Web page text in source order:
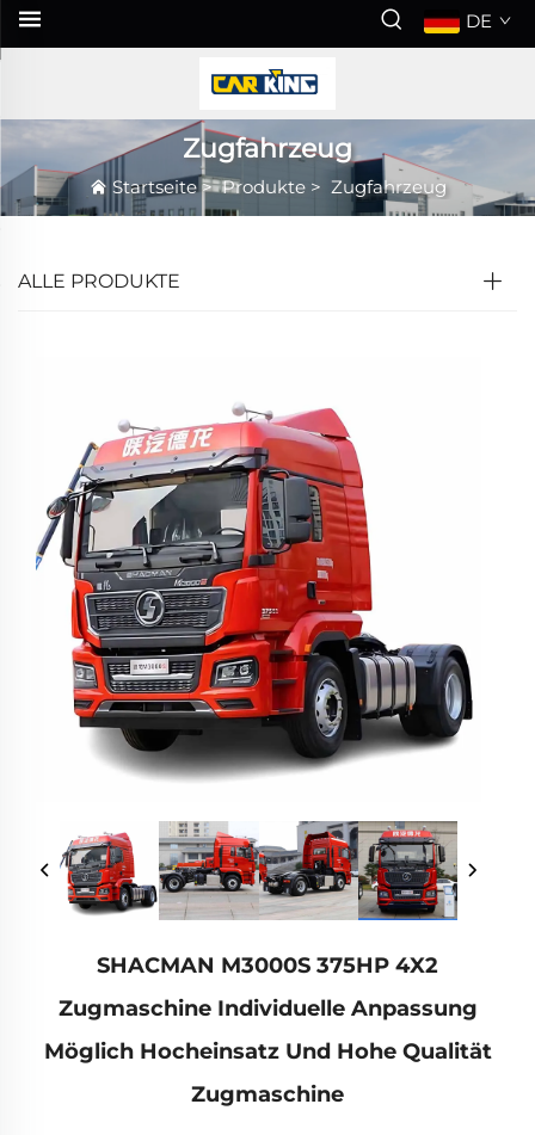
DE
Zugfahrzeug
Startseite>Produkte> Zugfahrzeug
ALLE PRODUKTE
SHACMAN M3000S 375HP 4X2
Zugmaschine Individuelle Anpassung
Möglich Hocheinsatz Und Hohe Qualität
Zugmaschine